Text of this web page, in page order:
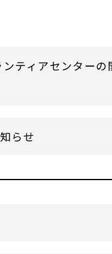
ティアセンター
らせ